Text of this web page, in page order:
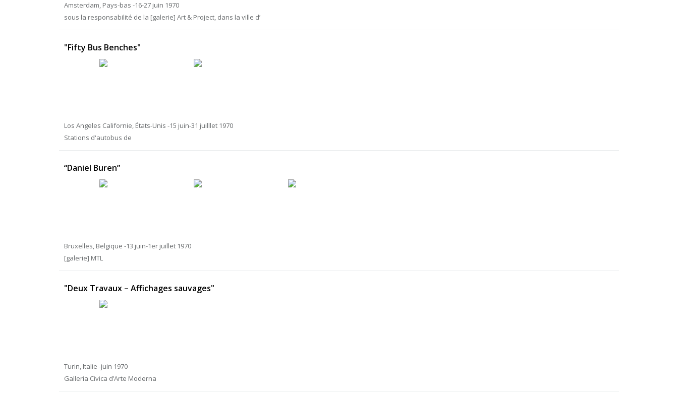
Amsterdam, Pays-bas -16-27 juin 1970
sous la responsabilité de la [galerie] Art & Project, dans la ville d’
"Fifty Bus Benches"
Los Angeles Californie, États-Unis -15 juin-31 juilllet 1970
Stations d'autobus de
“Daniel Buren”
Bruxelles, Belgique -13 juin-1er juillet 1970
[galerie] MTL
"Deux Travaux – Affichages sauvages"
Turin, Italie -juin 1970
Galleria Civica d’Arte Moderna